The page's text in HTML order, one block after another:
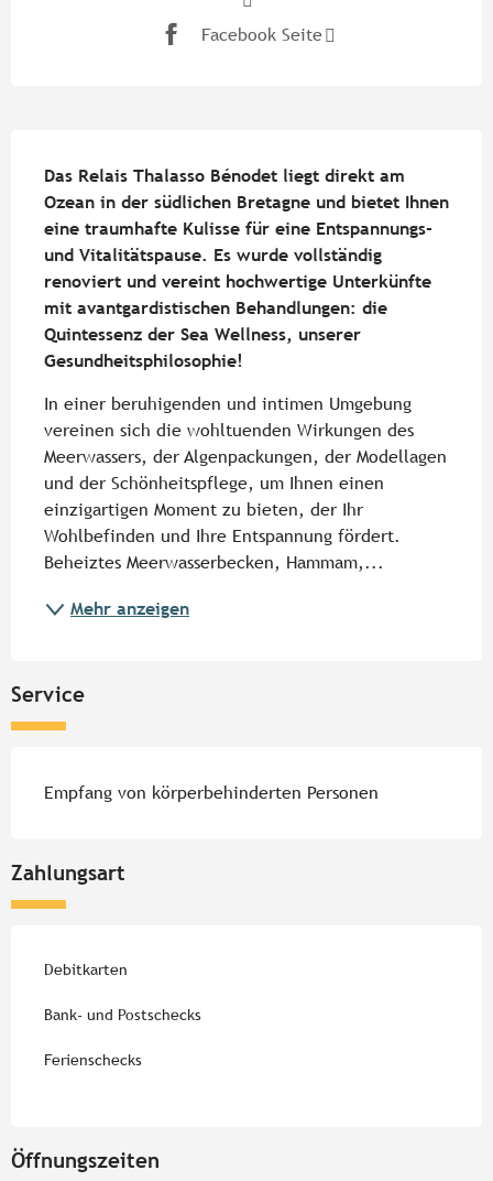
Facebook Seite
Das Relais Thalasso Bénodet liegt direkt am
Ozean in der südlichen Bretagne und bietet Ihnen
eine traumhafte Kulisse für eine Entspannungs-
und Vitalitätspause. Es wurde vollständig
renoviert und vereint hochwertige Unterkünfte
mit avantgardistischen Behandlungen: die
Quintessenz der Sea Wellness, unserer
Gesundheitsphilosophie!
In einer beruhigenden und intimen Umgebung
vereinen sich die wohltuenden Wirkungen des
Meerwassers, der Algenpackungen, der Modellagen
und der Schönheitspflege, um Ihnen einen
einzigartigen Moment zu bieten, der Ihr
Wohlbefinden und Ihre Entspannung fördert.
Beheiztes Meerwasserbecken, Hammam,...
Mehr anzeigen
Service
Empfang von körperbehinderten Personen
Zahlungsart
Debitkarten
Bank- und Postschecks
Ferienschecks
Öffnungszeiten